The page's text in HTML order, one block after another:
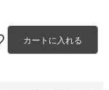
カートに入れる